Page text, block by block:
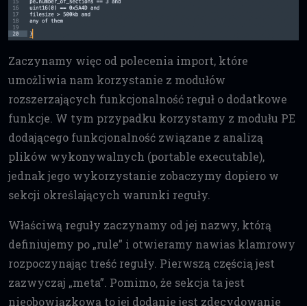
Zaczynamy więc od polecenia import, które
umożliwia nam korzystanie z modułów
rozszerzających funkcjonalność reguł o dodatkowe
funkcje. W tym przypadku korzystamy z modułu PE
dodającego funkcjonalność związane z analizą
plików wykonywalnych (portable executable),
jednak jego wykorzystanie zobaczymy dopiero w
sekcji określających warunki reguły.
Właściwą reguły zaczynamy od jej nazwy, którą
definiujemy po „rule” i otwieramy nawias klamrowy
rozpoczynając treść reguły. Pierwszą częścią jest
zazwyczaj „meta”. Pomimo, że sekcja ta jest
nieobowiązkowa to jej dodanie jest zdecydowanie